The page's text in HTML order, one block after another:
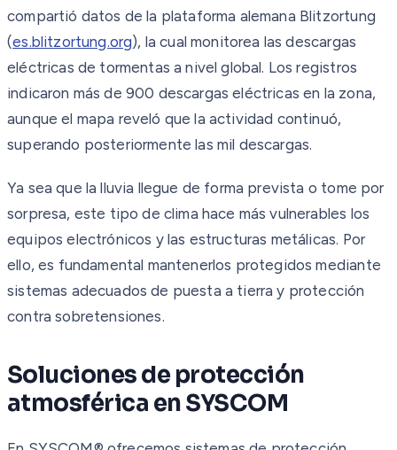
compartió datos de la plataforma alemana Blitzortung
(es.blitzortung.org), la cual monitorea las descargas
eléctricas de tormentas a nivel global. Los registros
indicaron más de 900 descargas eléctricas en la zona,
aunque el mapa reveló que la actividad continuó,
superando posteriormente las mil descargas.
Ya sea que la lluvia llegue de forma prevista o tome por
sorpresa, este tipo de clima hace más vulnerables los
equipos electrónicos y las estructuras metálicas. Por
ello, es fundamental mantenerlos protegidos mediante
sistemas adecuados de puesta a tierra y protección
contra sobretensiones.
Soluciones de protección
atmosférica en SYSCOM